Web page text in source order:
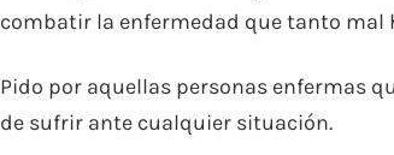
combatir la enfermedad que tanto mal
Pido por aquellas personas enfermas
de sufrir ante cualquier situación.